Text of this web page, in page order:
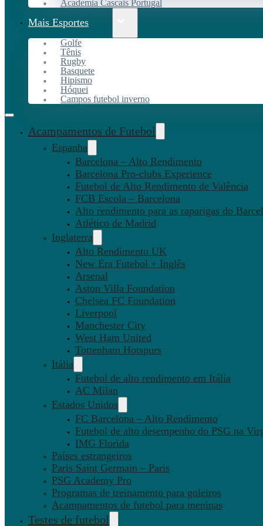
Academia Cascais Portugal
Mais Esportes
Golfe
Tênis
Rugby
Basquete
Hipismo
Hóquei
Campos futebol inverno
Acampamentos de Futebol
Espanha
Barcelona – Alto Rendimento
Barcelona Pro-clubs Experience
Futebol de Alto Rendimento de Valência
FCB Escola – Barcelona
Alto rendimento para as raparigas do
Atlético de Madrid
Inglaterra
Alto Rendimento UK
New Era Futebol + Inglês
Arsenal
Aston Villa Foundation
Chelsea FC Foundation
Liverpool
Manchester City
West Ham United
Tottenham Hotspurs
Itália
Futebol de alto rendimento em Itália
AC Milan
Estados Unidos
FC Barcelona – Alto Rendimento
Futebol de alto desempenho do PSG na
IMG Florida
Países estrangeiros
Paris Saint Germain – Paris
PSG Academy Pro
Programas de treinamento para goleiros
Acampamentos de futebol para meninas
Testes de futebol